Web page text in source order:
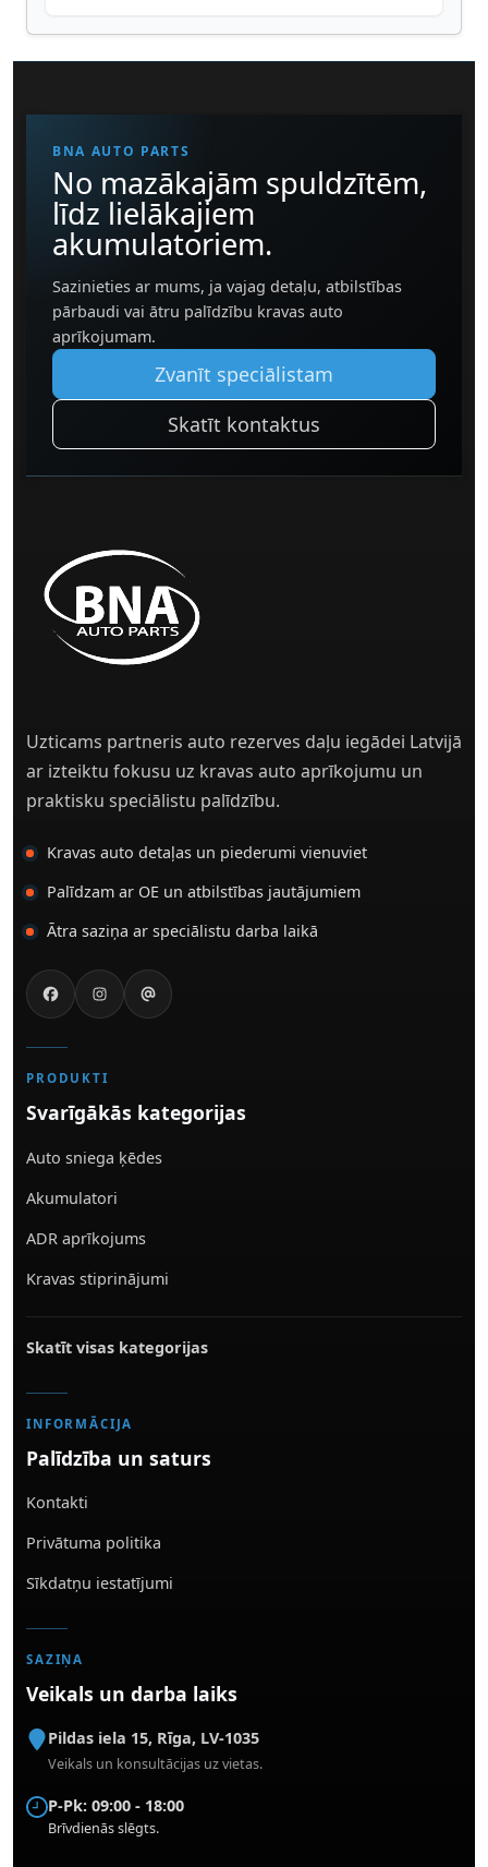
BNA AUTO PARTS
No mazākajām spuldzītēm,
līdz lielākajiem
akumulatoriem.
Sazinieties ar mums, ja vajag detaļu, atbilstības
pārbaudi vai ātru palīdzību kravas auto
aprīkojumam.
Zvanīt speciālistam
Skatīt kontaktus
Uzticams partneris auto rezerves daļu iegādei Latvijā
ar izteiktu fokusu uz kravas auto aprīkojumu un
praktisku speciālistu palīdzību.
Kravas auto detaļas un piederumi vienuviet
Palīdzam ar OE un atbilstības jautājumiem
Ātra saziņa ar speciālistu darba laikā
PRODUKTI
Svarīgākās kategorijas
Auto sniega ķēdes
Akumulatori
ADR aprīkojums
Kravas stiprinājumi
Skatīt visas kategorijas
INFORMĀCIJA
Palīdzība un saturs
Kontakti
Privātuma politika
Sīkdatņu iestatījumi
SAZIŅA
Veikals un darba laiks
Pildas iela 15, Rīga, LV-1035
Veikals un konsultācijas uz vietas.
P-Pk: 09:00 - 18:00
Brīvdienās slēgts.